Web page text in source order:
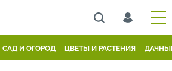
САД И ОГОРОД ЦВЕТЫ И РАСТЕНИЯ